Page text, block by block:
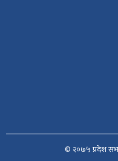
© २०७५ प्रदेश